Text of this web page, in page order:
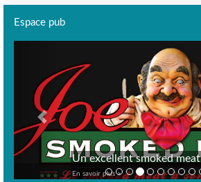
Espace pub
Un excellent smoked meat
En savoir plus >